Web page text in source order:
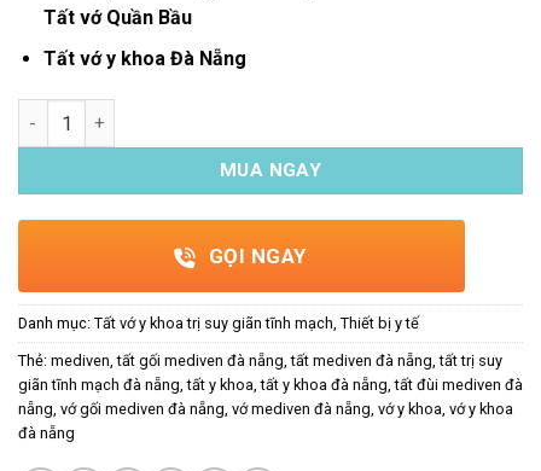
Tất vớ Quần Bầu
Tất vớ y khoa Đà Nẵng
Tất vớ y khoa suy giãn tĩnh mạch Mediven Comfort - Đùi số
MUA NGAY
GỌI NGAY
Danh mục: Tất vớ y khoa trị suy giãn tĩnh mạch Thiết bị y tế
Thẻ: mediven ,tất gối mediven đà nẵng ,tất mediven đà nẵng ,tất trị suy
giãn tĩnh mạch đà nẵng ,tất y khoa ,tất y khoa đà nẵng ,tất đùi mediven đà
nẵng vớ gối mediven đà nẵng vớ mediven đà nẵng vớ y khoa vớ y khoa
đà nẵng